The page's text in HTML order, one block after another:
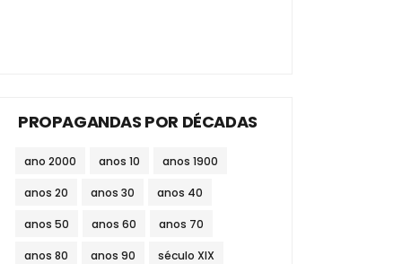
PROPAGANDAS POR DÉCADAS
ano 2000 anos 10 anos 1900
anos 20 anos 30 anos 40
anos 50 anos 60 anos 70
anos 80 anos 90 século XIX